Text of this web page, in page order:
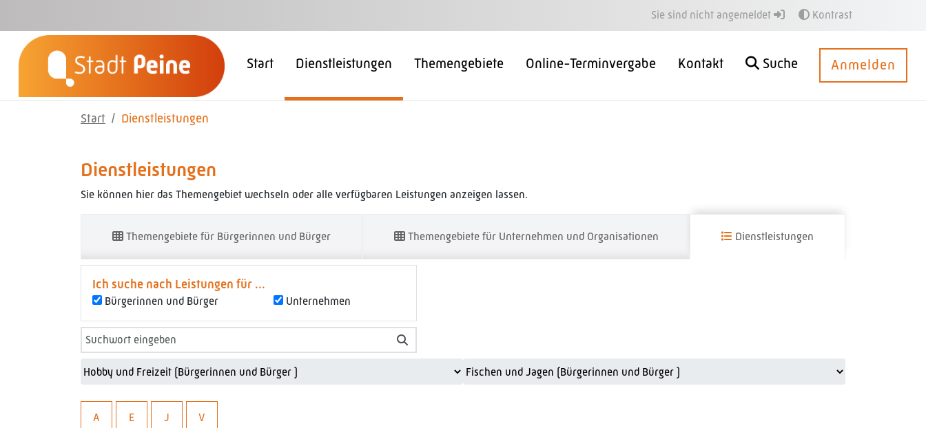
Sie sind nicht angemeldet Kontrast
Start Dienstleistungen Themengebiete Online-Terminvergabe Kontakt Suche Anmelden
Start Dienstleistungen
Dienstleistungen
Sie können hier das Themengebiet wechseln oder alle verfügbaren Leistungen anzeigen lassen.
Themengebiete für Bürgerinnen und Bürger Themengebiete für Unternehmen und Organisationen Dienstleistungen
Ich suche nach Leistungen für ...
Bürgerinnen und Bürger Unternehmen
A E J V